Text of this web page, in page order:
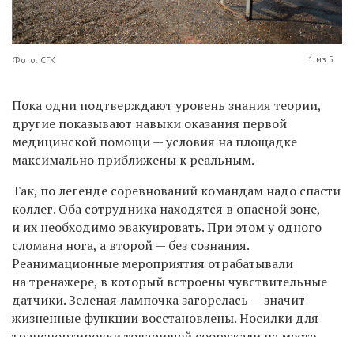
Фото: СГК 1 из 5
Пока одни подтверждают уровень знания теории,
другие показывают навыки оказания первой
медицинской помощи — условия на площадке
максимально приближены к реальным.
Так, по легенде соревнований командам надо спасти
коллег. Оба сотрудника находятся в опасной зоне,
и их необходимо эвакуировать. При этом у одного
сломана нога, а второй — без сознания.
Реанимационные мероприятия отрабатывали
на тренажере, в который встроены чувствительные
датчики. Зеленая лампочка загорелась — значит
жизненные функции восстановлены. Носилки для